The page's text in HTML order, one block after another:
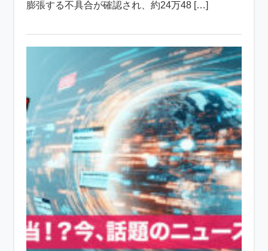
膨張する不具合が確認され、約24万48 […]